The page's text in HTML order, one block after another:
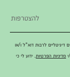
לרבות דוא"ל ו/או
מדיניות הפרטיות . ידוע לי כי